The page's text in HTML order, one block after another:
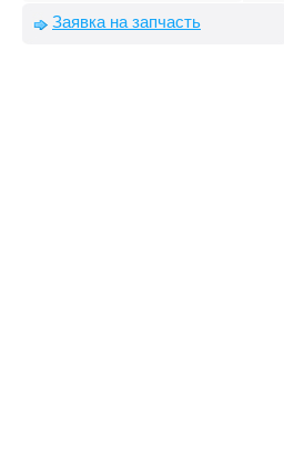
Заявка на запчасть